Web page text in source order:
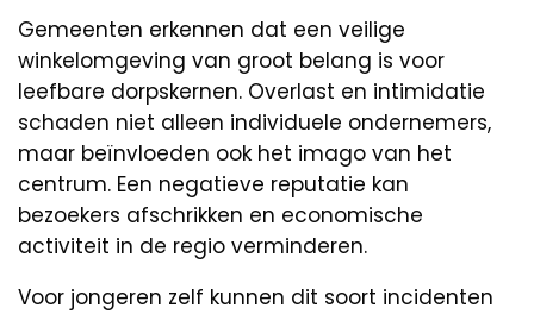
Gemeenten erkennen dat een veilige
winkelomgeving van groot belang is voor
leefbare dorpskernen. Overlast en intimidatie
schaden niet alleen individuele ondernemers,
maar beïnvloeden ook het imago van het
centrum. Een negatieve reputatie kan
bezoekers afschrikken en economische
activiteit in de regio verminderen.
Voor jongeren zelf kunnen dit soort incidenten